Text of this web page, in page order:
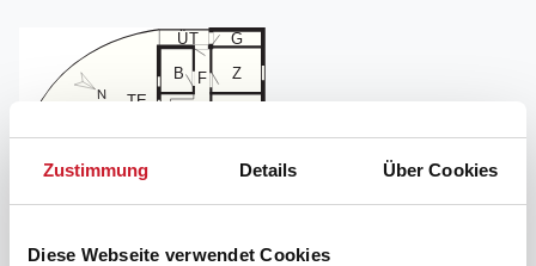
Zustimmung Details Über Cookies
Diese Webseite verwendet Cookies